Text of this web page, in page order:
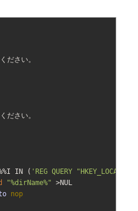
ださい。
ださい。
IN ( 'REG QUERY
"%dirName%" >NUL
nop